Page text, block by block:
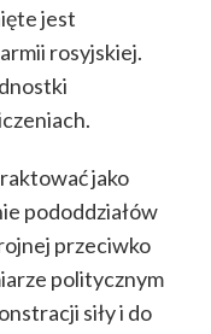
jest
rosyjskiej.
jako
pododdziałów
przeciwko
politycznym
siły i do